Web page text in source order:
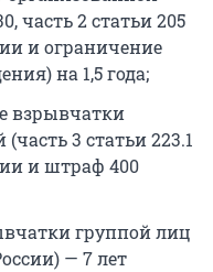
часть 2 статьи 205
и ограничение
на 1,5 года;
взрывчатки
3 статьи 223.1
и штраф 400
группой лиц
— 7 лет